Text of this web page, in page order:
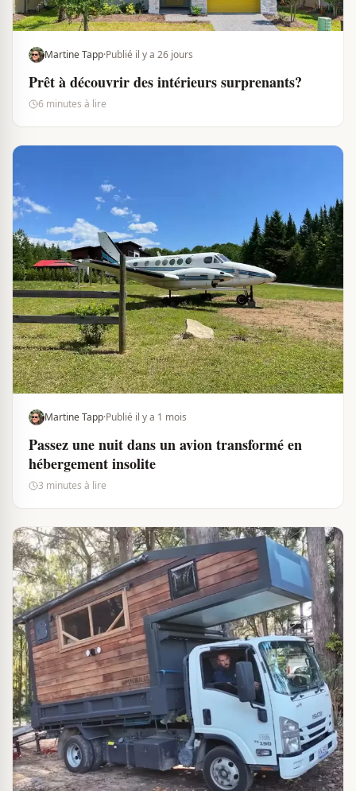
Martine Tapp·Publié il y a 26 jours
Prêt à découvrir des intérieurs surprenants?
6 minutes à lire
Martine Tapp·Publié il y a 1 mois
Passez une nuit dans un avion transformé en
hébergement insolite
3 minutes à lire